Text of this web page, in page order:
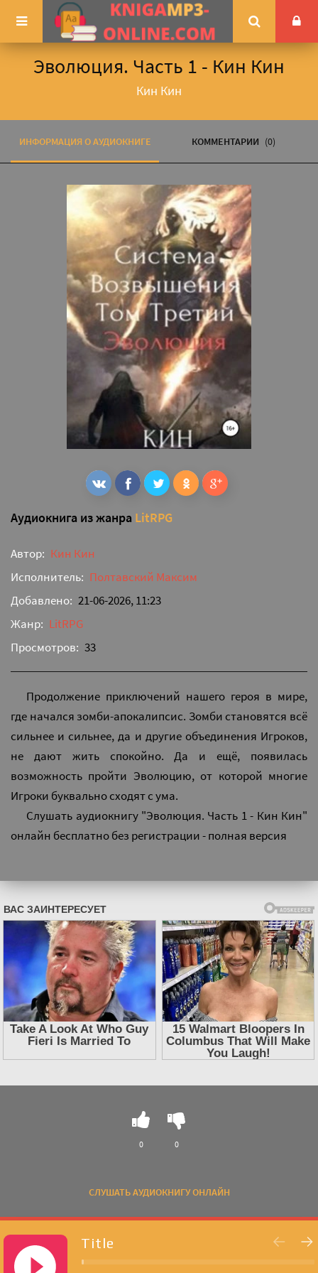
Эволюция. Часть 1 - Кин Кин
Кин Кин
ИНФОРМАЦИЯ О АУДИОКНИГЕ КОММЕНТАРИИ (0)
Аудиокнига из жанра LitRPG
Автор: Кин Кин
Исполнитель: Полтавский Максим
Добавлено: 21-06-2026, 11:23
Жанр: LitRPG
Просмотров: 33
Продолжение приключений нашего героя в мире,
где начался зомби-апокалипсис. Зомби становятся всё
сильнее и сильнее, да и другие объединения Игроков,
не дают жить спокойно. Да и ещё, появилась
возможность пройти Эволюцию, от которой многие
Игроки буквально сходят с ума.
Слушать аудиокнигу "Эволюция. Часть 1 - Кин Кин"
онлайн бесплатно без регистрации - полная версия
СЛУШАТЬ АУДИОКНИГУ ОНЛАЙН
0 0
Title